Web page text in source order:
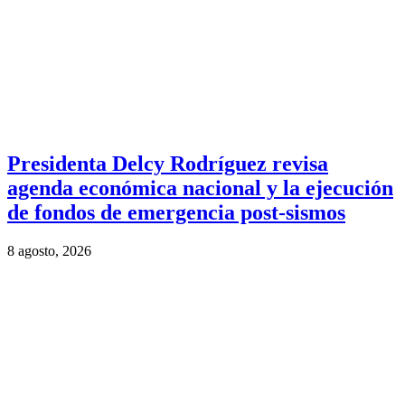
Presidenta Delcy Rodríguez revisa
agenda económica nacional y la ejecución
de fondos de emergencia post-sismos
8 agosto, 2026